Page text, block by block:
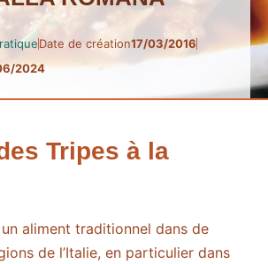
Date de création17/03/2016
2024
Tripes à la
aliment traditionnel dans de
de l’Italie, en particulier dans